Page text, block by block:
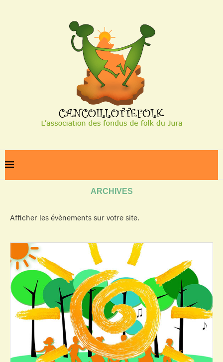
ARCHIVES
Afficher les évènements sur votre site.